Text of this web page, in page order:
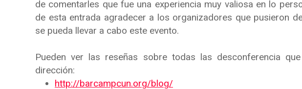
de comentarles que fue una experiencia muy valiosa en lo
de esta entrada agradecer a los organizadores que pusieron
se pueda llevar a cabo este evento.
Pueden ver las reseñas sobre todas las desconferencia
dirección:
http://barcampcun.org/blog/